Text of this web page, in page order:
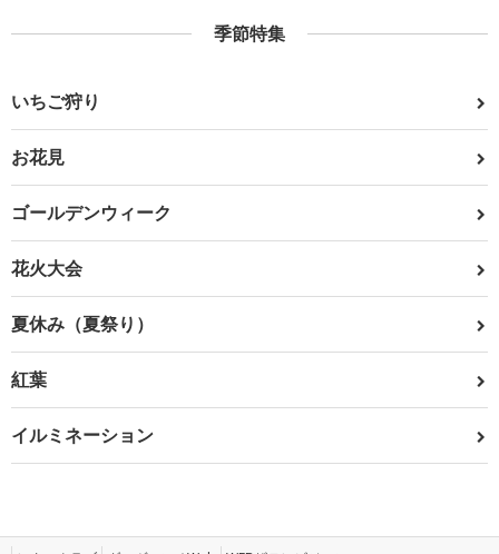
季節特集
いちご狩り
お花見
ゴールデンウィーク
花火大会
夏休み（夏祭り）
紅葉
イルミネーション